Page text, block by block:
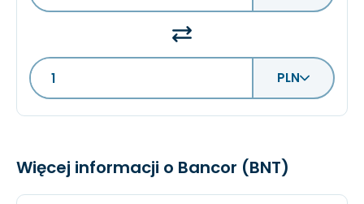
PLN
Więcej informacji o Bancor (BNT)